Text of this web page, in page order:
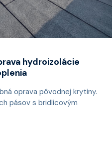
hydroizolácie
oprava pôvodnej krytiny.
pásov s bridlicovým